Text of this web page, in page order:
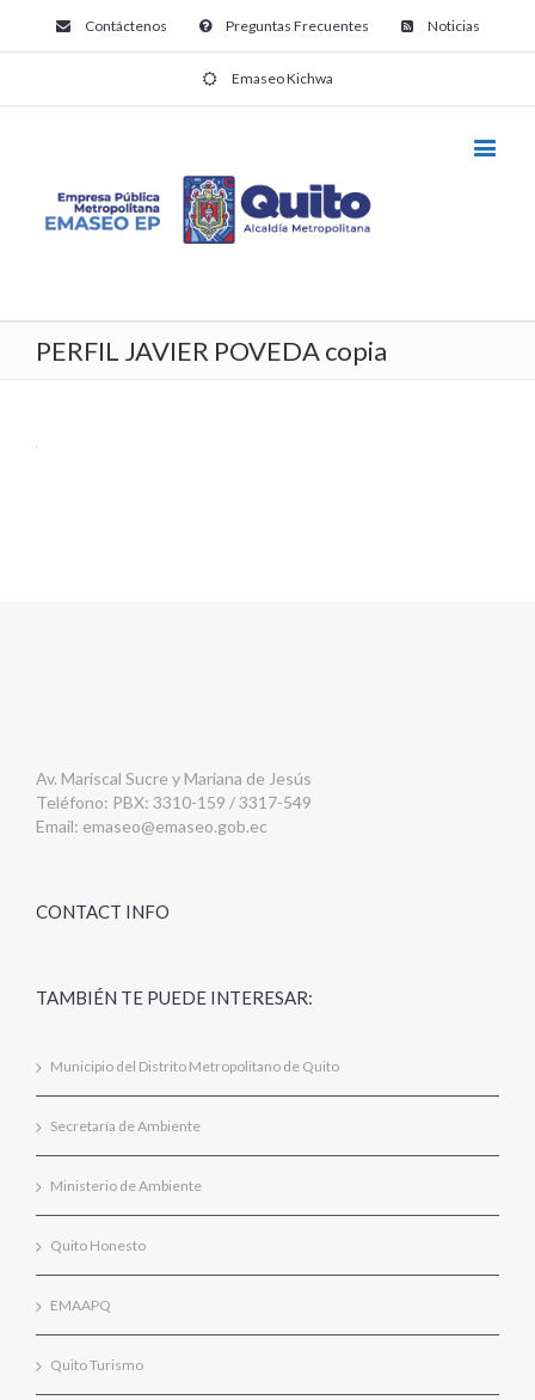
Contáctenos Preguntas Frecuentes Noticias
Emaseo Kichwa
PERFIL JAVIER POVEDA copia
Av. Mariscal Sucre y Mariana de Jesús
Teléfono: PBX: 3310-159 / 3317-549
Email: emaseo@emaseo.gob.ec
CONTACT INFO
TAMBIÉN TE PUEDE INTERESAR:
Municipio del Distrito Metropolitano de Quito
Secretaría de Ambiente
Ministerio de Ambiente
Quito Honesto
EMAAPQ
Quito Turismo